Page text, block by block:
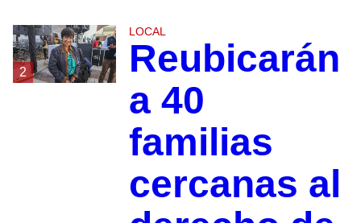
2
LOCAL
Reubicarán
a 40
familias
cercanas al